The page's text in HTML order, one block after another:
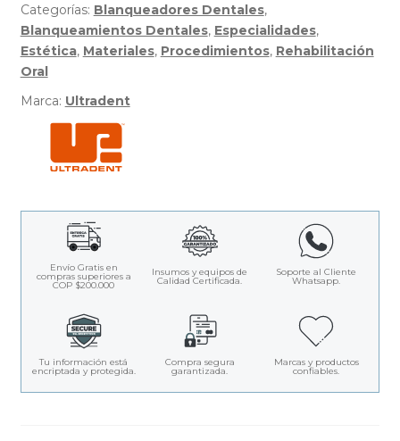
Categorías: Blanqueadores Dentales,
Blanqueamientos Dentales, Especialidades,
Estética, Materiales, Procedimientos, Rehabilitación
Oral
Marca: Ultradent
Envío Gratis en
compras superiores a
COP $200.000
Insumos y equipos de
Calidad Certificada.
Soporte al Cliente
Whatsapp.
Tu información está
encriptada y protegida.
Compra segura
garantizada.
Marcas y productos
confiables.